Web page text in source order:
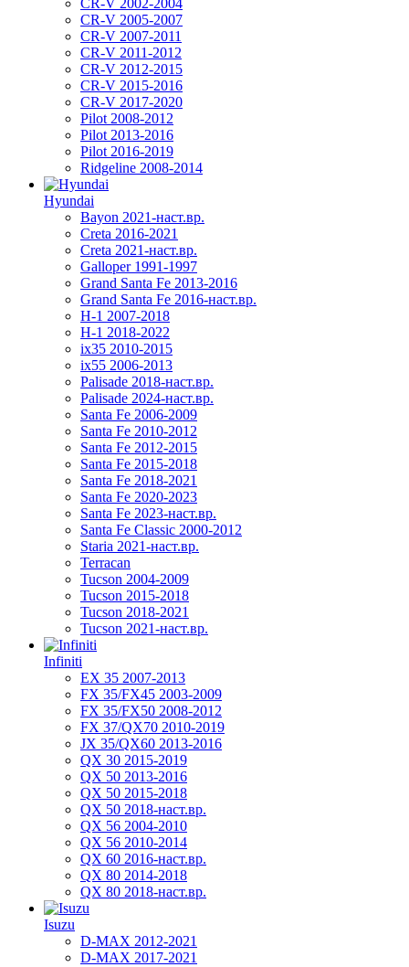
CR-V 2005-2007
CR-V 2007-2011
CR-V 2011-2012
CR-V 2012-2015
CR-V 2015-2016
CR-V 2017-2020
Pilot 2008-2012
Pilot 2013-2016
Pilot 2016-2019
Ridgeline 2008-2014
Hyundai
Bayon 2021-наст.вр.
Creta 2016-2021
Creta 2021-наст.вр.
Galloper 1991-1997
Grand Santa Fe 2013-2016
Grand Santa Fe 2016-наст.вр.
H-1 2007-2018
H-1 2018-2022
ix35 2010-2015
ix55 2006-2013
Palisade 2018-наст.вр.
Palisade 2024-наст.вр.
Santa Fe 2006-2009
Santa Fe 2010-2012
Santa Fe 2012-2015
Santa Fe 2015-2018
Santa Fe 2018-2021
Santa Fe 2020-2023
Santa Fe 2023-наст.вр.
Santa Fe Classic 2000-2012
Staria 2021-наст.вр.
Terracan
Tucson 2004-2009
Tucson 2015-2018
Tucson 2018-2021
Tucson 2021-наст.вр.
Infiniti
EX 35 2007-2013
FX 35/FX45 2003-2009
FX 35/FX50 2008-2012
FX 37/QX70 2010-2019
JX 35/QX60 2013-2016
QX 30 2015-2019
QX 50 2013-2016
QX 50 2015-2018
QX 50 2018-наст.вр.
QX 56 2004-2010
QX 56 2010-2014
QX 60 2016-наст.вр.
QX 80 2014-2018
QX 80 2018-наст.вр.
Isuzu
D-MAX 2012-2021
D-MAX 2017-2021